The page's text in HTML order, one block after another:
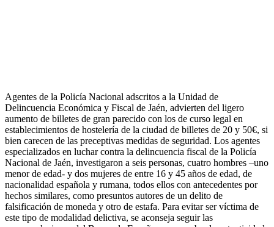
Agentes de la Policía Nacional adscritos a la Unidad de
Delincuencia Económica y Fiscal de Jaén, advierten del ligero
aumento de billetes de gran parecido con los de curso legal en
establecimientos de hostelería de la ciudad de billetes de 20 y 50€, si
bien carecen de las preceptivas medidas de seguridad. Los agentes
especializados en luchar contra la delincuencia fiscal de la Policía
Nacional de Jaén, investigaron a seis personas, cuatro hombres –uno
menor de edad- y dos mujeres de entre 16 y 45 años de edad, de
nacionalidad española y rumana, todos ellos con antecedentes por
hechos similares, como presuntos autores de un delito de
falsificación de moneda y otro de estafa. Para evitar ser víctima de
este tipo de modalidad delictiva, se aconseja seguir las